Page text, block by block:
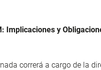
Implicaciones y
correrá a cargo de la